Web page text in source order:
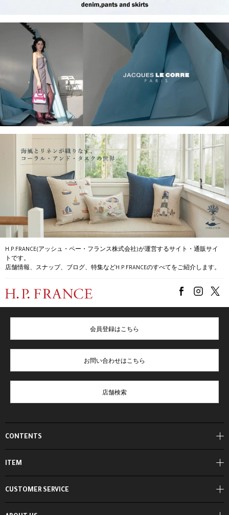
H.P.FRANCE(アッシュ・ペー・フランス株式会社)が運営するサイト・通販サイ
トです。
店舗情報、スナップ、ブログ、特集などH.P.FRANCEのすべてをご紹介します。
CONTENTS
ITEM
会員登録はこちら
お問い合わせはこちら
店舗検索
CUSTOMER SERVICE